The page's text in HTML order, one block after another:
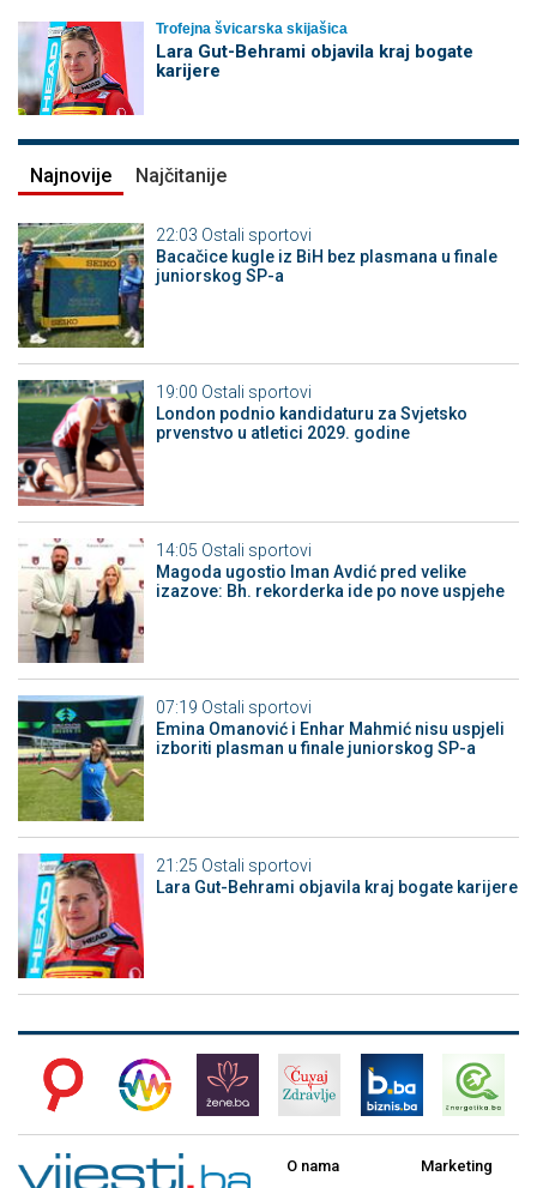
Trofejna švicarska skijašica
Lara Gut-Behrami objavila kraj bogate
karijere
Najnovije Najčitanije
22:03 Ostali sportovi
Bacačice kugle iz BiH bez plasmana u finale
juniorskog SP-a
19:00 Ostali sportovi
London podnio kandidaturu za Svjetsko
prvenstvo u atletici 2029. godine
14:05 Ostali sportovi
Magoda ugostio Iman Avdić pred velike
izazove: Bh. rekorderka ide po nove uspjehe
07:19 Ostali sportovi
Emina Omanović i Enhar Mahmić nisu uspjeli
izboriti plasman u finale juniorskog SP-a
21:25 Ostali sportovi
Lara Gut-Behrami objavila kraj bogate karijere
O nama Marketing